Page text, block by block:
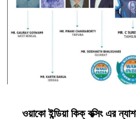
ওয়াকো ইন্ডিয়া কিক্‌ বক্সিং এর